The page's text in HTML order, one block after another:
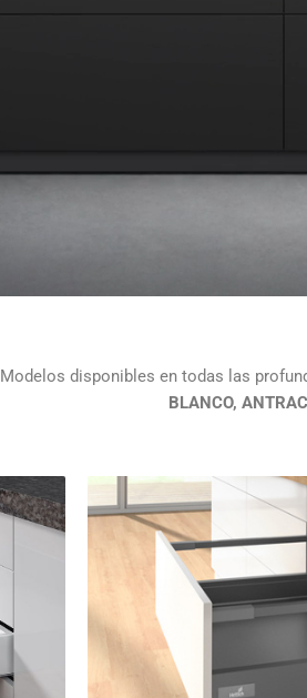
Modelos disponibles en todas las
BLANCO,